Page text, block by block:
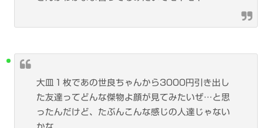
大皿１枚であの世良ちゃんから3000円引き出し
た友達ってどんな傑物よ顔が見てみたいぜ…と思
ったんだけど、たぶんこんな感じの人達じゃない